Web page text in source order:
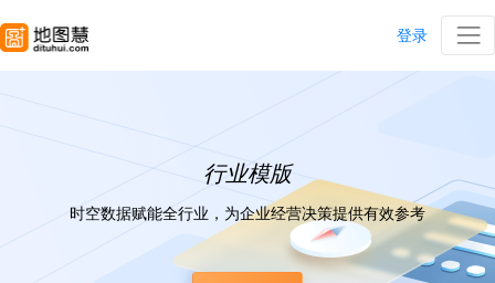
登录
行业模版
时空数据赋能全行业，为企业经营决策提供有效参考